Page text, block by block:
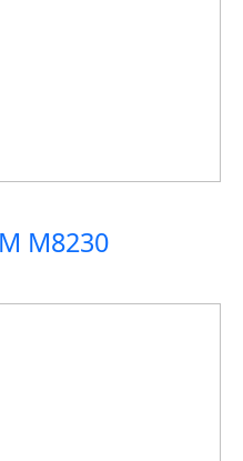
M8230